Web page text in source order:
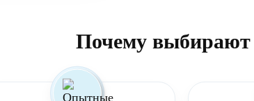
Почему выбирают